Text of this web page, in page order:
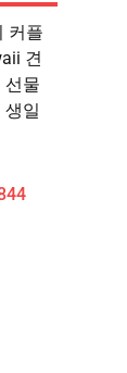
커플
견
선물
생일